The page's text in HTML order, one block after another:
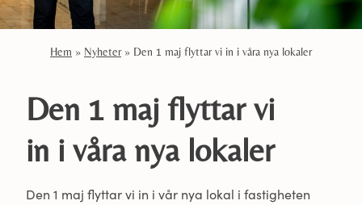
Hem » Nyheter» Den 1 maj flyttar vi in i våra nya lokaler
Den 1 maj flyttar vi
in i våra nya lokaler
Den 1 maj flyttar vi in i vår nya lokal i fastigheten